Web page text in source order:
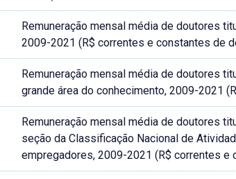
Remuneração mensal média de doutores
2009-2021 (R$ correntes e constantes de
Remuneração mensal média de doutores
grande área do conhecimento, 2009-2021
Remuneração mensal média de doutores
seção da Classificação Nacional de
empregadores, 2009-2021 (R$ correntes